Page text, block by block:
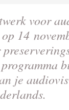
voor
14
je